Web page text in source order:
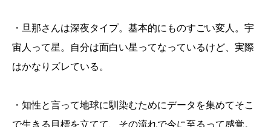
・旦那さんは深夜タイプ。基本的にものすごい変人。宇
宙人って星。自分は面白い星ってなっているけど、実際
はかなりズレている。
・知性と言って地球に馴染むためにデータを集めてそこ
で生きる目標を立てて、その流れで今に至るって感覚。